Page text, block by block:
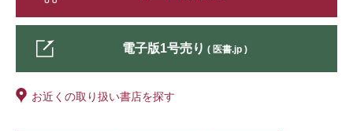
電子版1号売り ( 医書.jp )
お近くの取り扱い書店を探す